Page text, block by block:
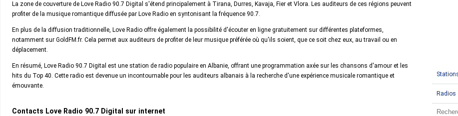
La zone de couverture de Love Radio 90.7 Digital s'étend principalement à Tirana, Durres, Kavaja, Fier et Vlora. Les auditeurs de ces régions peuvent
profiter de la musique romantique diffusée par Love Radio en syntonisant la fréquence 90.7.
En plus de la diffusion traditionnelle, Love Radio offre également la possibilité d'écouter en ligne gratuitement sur différentes plateformes,
notamment sur GoldFM.fr. Cela permet aux auditeurs de profiter de leur musique préférée où qu'ils soient, que ce soit chez eux, au travail ou en
déplacement.
En résumé, Love Radio 90.7 Digital est une station de radio populaire en Albanie, offrant une programmation axée sur les chansons d'amour et les
hits du Top 40. Cette radio est devenue un incontournable pour les auditeurs albanais à la recherche d'une expérience musicale romantique et
émouvante.
Contacts Love Radio 90.7 Digital sur internet
Radios